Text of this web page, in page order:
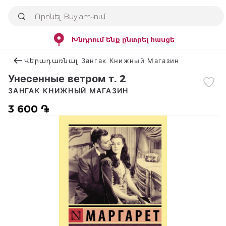
Խնդրում ենք ընտրել հասցե
Վերադառնալ Зангак Книжный Магазин
Унесенные ветром т. 2
3 600 ֏
ЗАНГАК КНИЖНЫЙ МАГАЗИН